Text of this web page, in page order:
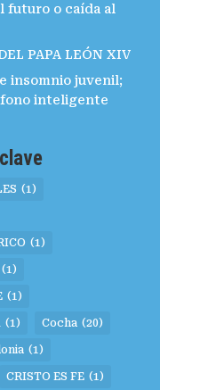
futuro o caída al
PAPA LEÓN XIV
insomnio juvenil;
inteligente
(1)
(1)
(1)
(1)
(1) Cocha (20)
(1)
CRISTO ES FE (1)